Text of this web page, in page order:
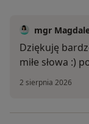
mgr
Dziękuję
miłe słowa :)
2 sierpnia 2026